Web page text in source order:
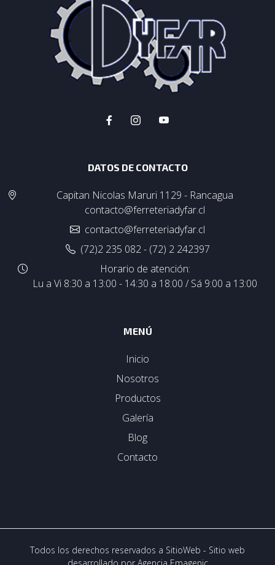
DATOS DE CONTACTO
Capitan Nicolas Maruri 1129 - Rancagua
contacto@ferreteriadyfar.cl
contacto@ferreteriadyfar.cl
(72)2 235 082 - (72) 2 242397
Horario de atención:
Lu a Vi 8:30 a 13:00 - 14:30 a 18:00 / Sá 9:00 a 13:00
MENÚ
Inicio
Nosotros
Productos
Galería
Blog
Contacto
Todos los derechos reservados a SitioWeb - Sitio web